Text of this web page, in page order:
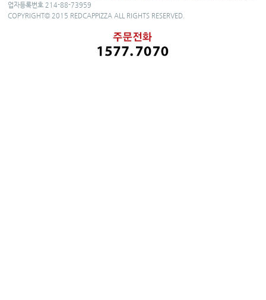
업자등록번호 214-88-73959
COPYRIGHT© 2015 REDCAPPIZZA ALL RIGHTS RESERVED.